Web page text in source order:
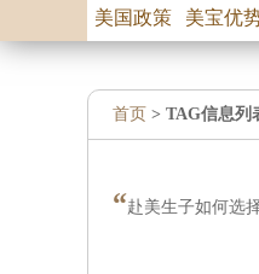
美国政策 美宝优
首页 > TAG信息列
“赴美生子如何选